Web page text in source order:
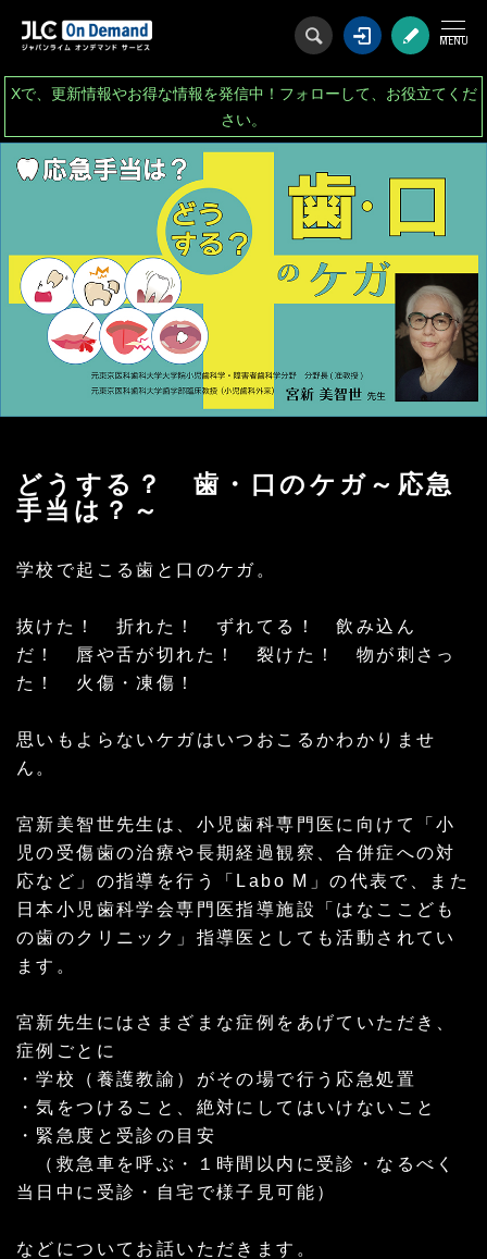
ログイン会
Xで、更新情報やお得な情報を発信中！フォローして、お役立てくだ
さい。
どうする？ 歯・口のケガ～応急
手当は？～
学校で起こる歯と口のケガ。
抜けた！ 折れた！ ずれてる！ 飲み込ん
だ！ 唇や舌が切れた！ 裂けた！ 物が刺さっ
た！ 火傷・凍傷！
思いもよらないケガはいつおこるかわかりませ
ん。
宮新美智世先生は、小児歯科専門医に向けて「小
児の受傷歯の治療や長期経過観察、合併症への対
応など」の指導を行う「Labo M」の代表で、また
日本小児歯科学会専門医指導施設「はなここども
の歯のクリニック」指導医としても活動されてい
ます。
宮新先生にはさまざまな症例をあげていただき、
症例ごとに
・学校（養護教諭）がその場で行う応急処置
・気をつけること、絶対にしてはいけないこと
・緊急度と受診の目安
（救急車を呼ぶ・１時間以内に受診・なるべく
当日中に受診・自宅で様子見可能）
などについてお話いただきます。